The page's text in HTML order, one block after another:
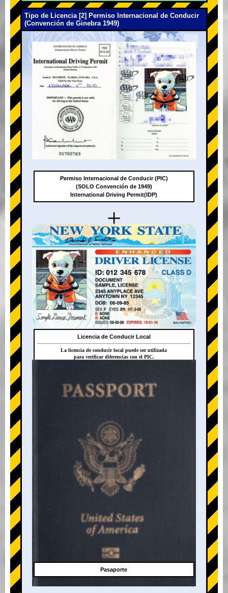
Tipo de Licencia [2] Permiso Internacional de Conducir
(Convención de Ginebra 1949)
+
+
Permiso Internacional de Conducir (PIC)
(SOLO Convención de 1949)
International Driving Permit(IDP)
Licencia de Conducir Local
La licencia de conducir local puede ser utilizada
para verificar diferencias con el PIC.
Pasaporte